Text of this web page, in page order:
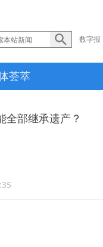
数字
荟萃
全部继承遗产？